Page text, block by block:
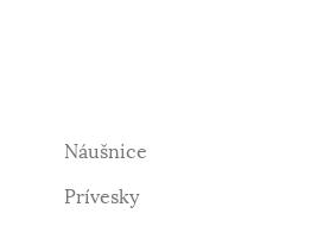
Náušnice
Prívesky